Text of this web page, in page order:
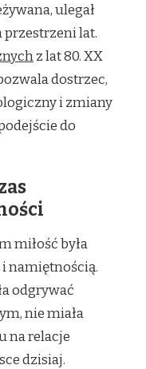
ulegał
lat.
z lat 80. XX
dostrzec,
i zmiany
do
miłość była
namiętnością.
odgrywać
nie miała
na relacje
dzisiaj.